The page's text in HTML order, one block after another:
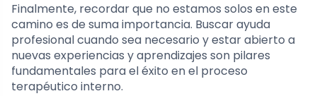
Finalmente, recordar que no estamos solos en este
camino es de suma importancia. Buscar ayuda
profesional cuando sea necesario y estar abierto a
nuevas experiencias y aprendizajes son pilares
fundamentales para el éxito en el proceso
terapéutico interno.